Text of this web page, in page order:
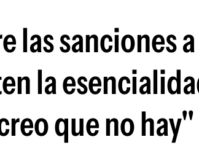
las sanciones
la
que no hay"